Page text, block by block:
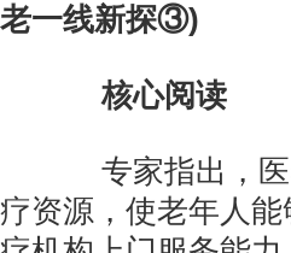
老一线新探③)
核心阅读
专家指出，医
疗资源，使老年人